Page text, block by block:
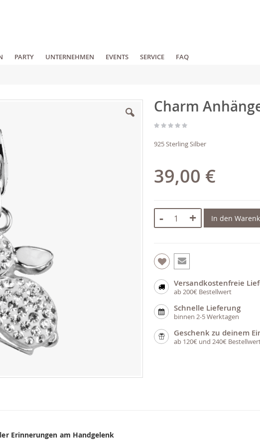
PARTY UNTERNEHMEN EVENTS SERVICE FAQ
Charm
925 Sterling Silber
39,00 €
- + In den
Versandkostenfreie
ab 200€ Bestellwert
Schnelle Lieferung
binnen 2-5 Werktagen
Geschenk zu deinem
ab 120€ und 240€
Erinnerungen am Handgelenk